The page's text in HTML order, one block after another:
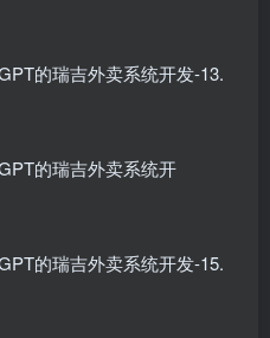
的瑞吉外卖系统开发-13.
的瑞吉外卖系统开
的瑞吉外卖系统开发-15.